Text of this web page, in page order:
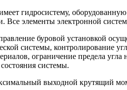
гидросистему,
Все элементы электронной
буровой установкой
системы, контролирование
ограничение предела
системы.
выходной крутящий